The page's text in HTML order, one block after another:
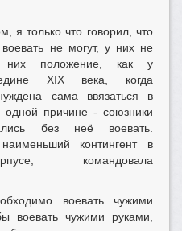
я только что говорил, что
не могут, у них не
положение, как у
XIX века, когда
сама ввязаться в
причине - союзники
без неё воевать.
контингент в
командовала
воевать чужими
воевать чужими руками,